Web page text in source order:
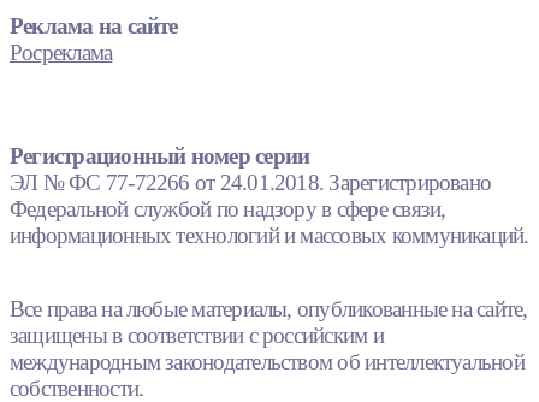
Реклама на сайте
Росреклама
Регистрационный номер серии
ЭЛ № ФС 77-72266 от 24.01.2018. Зарегистрировано
Федеральной службой по надзору в сфере связи,
информационных технологий и массовых коммуникаций.
Все права на любые материалы, опубликованные на сайте,
защищены в соответствии с российским и
международным законодательством об интеллектуальной
собственности.